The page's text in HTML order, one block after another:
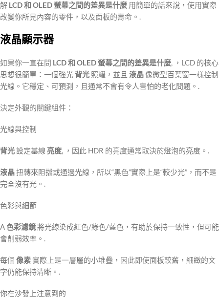
解 LCD 和 OLED 螢幕之間的差異是什麼 用簡單的話來說，使用實際
改變你所見內容的零件，以及面板的壽命。.
液晶顯示器
如果你一直在問 LCD 和 OLED 螢幕之間的差異是什麼, ，LCD 的核心
思想很簡單：一個強光背光 照耀，並且 液晶像微型百葉窗一樣控制
光線。它穩定、可預測，且通常不會有令人害怕的老化問題。.
決定外觀的關鍵組件：
光線與控制
背光設定基線 亮度, ，因此 HDR 的亮度通常取決於燈泡的亮度。.
液晶扭轉來阻擋或通過光線，所以“黑色”實際上是“較少光”，而不是
完全沒有光。.
色彩與細節
A色彩濾鏡將光線染成紅色/綠色/藍色，有助於保持一致性，但可能
會削弱效率。.
每個 像素 實際上是一層層的小堆疊，因此即使面板較舊，細緻的文
字仍能保持清晰。.
你在沙發上注意到的